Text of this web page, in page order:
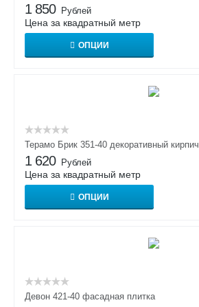
1 850 Рублей
Цена за квадратный метр
ОПЦИИ
Терамо Брик 351-40 декоративный кирпич
1 620 Рублей
Цена за квадратный метр
ОПЦИИ
Девон 421-40 фасадная плитка